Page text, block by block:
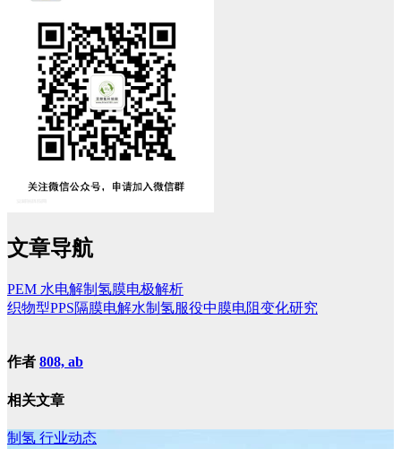
文章导航
PEM 水电解制氢膜电极解析
织物型PPS隔膜电解水制氢服役中膜电阻变化研究
作者 808, ab
相关文章
制氢 行业动态